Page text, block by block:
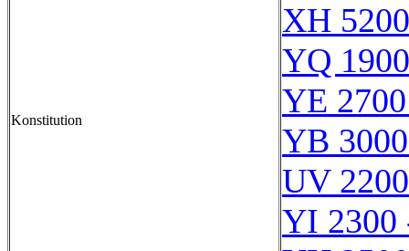
Konstitution
XH
YQ
YE
YB
UV 2200
YI 2300